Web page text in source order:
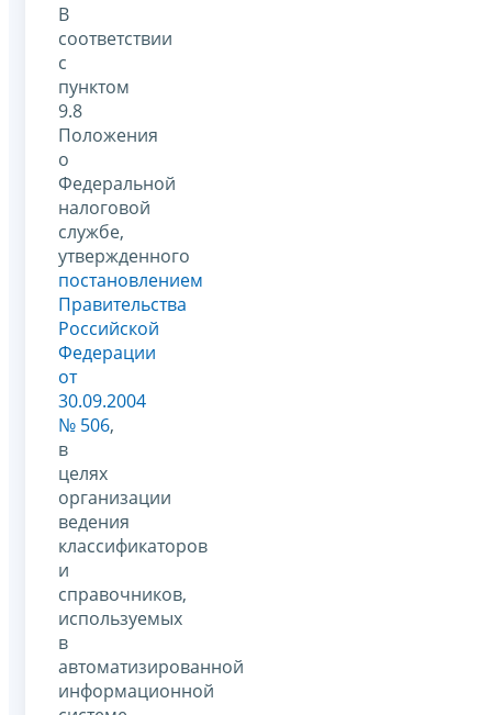
В
соответствии
с
пунктом
9.8
Положения
о
Федеральной
налоговой
службе,
утвержденного
постановлением
Правительства
Российской
Федерации
от
30.09.2004
№ 506,
в
целях
организации
ведения
классификаторов
и
справочников,
используемых
в
автоматизированной
информационной